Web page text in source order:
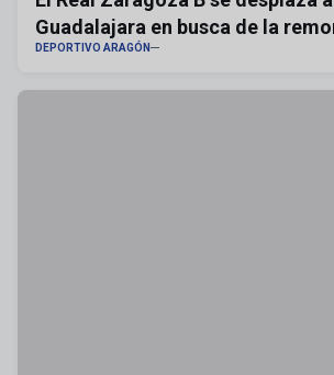
Guadalajara en busca de la
DEPORTIVO ARAGÓN